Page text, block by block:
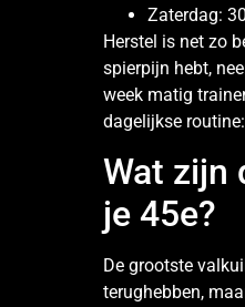
Zaterdag:
Herstel is net zo
spierpijn hebt,
week matig
dagelijkse
Wat zijn
je 45e?
De grootste
terughebben,